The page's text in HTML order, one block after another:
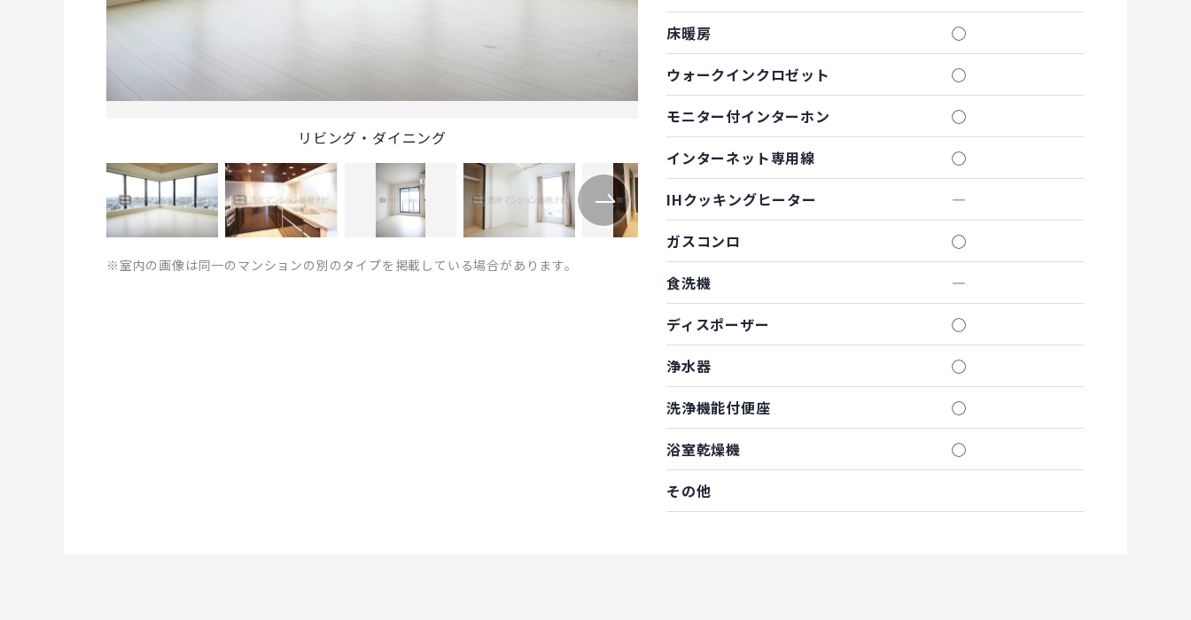
リビング・ダイニング
※室内の画像は同一のマンションの別のタイプを掲載している場合があります。
床暖房
◯
ウォークインクロゼット
◯
モニター付インターホン
◯
インターネット専用線
◯
IHクッキングヒーター
―
ガスコンロ
◯
食洗機
―
ディスポーザー
◯
浄水器
◯
洗浄機能付便座
◯
浴室乾燥機
◯
その他